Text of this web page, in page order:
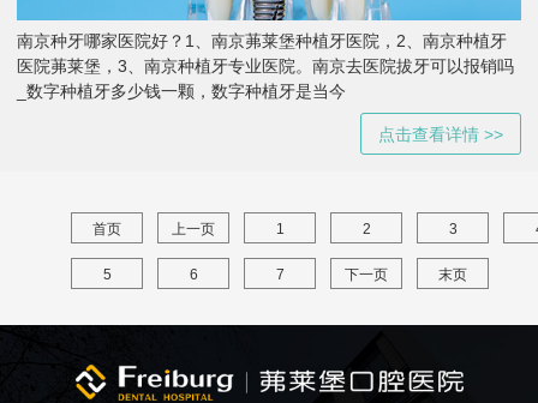
南京种牙哪家医院好？1、南京茀莱堡种植牙医院，2、南京种植牙
医院茀莱堡，3、南京种植牙专业医院。南京去医院拔牙可以报销吗
_数字种植牙多少钱一颗，数字种植牙是当今
点击查看详情 >>
首页 上一页 1 2 3
5 6 7 下一页 末页